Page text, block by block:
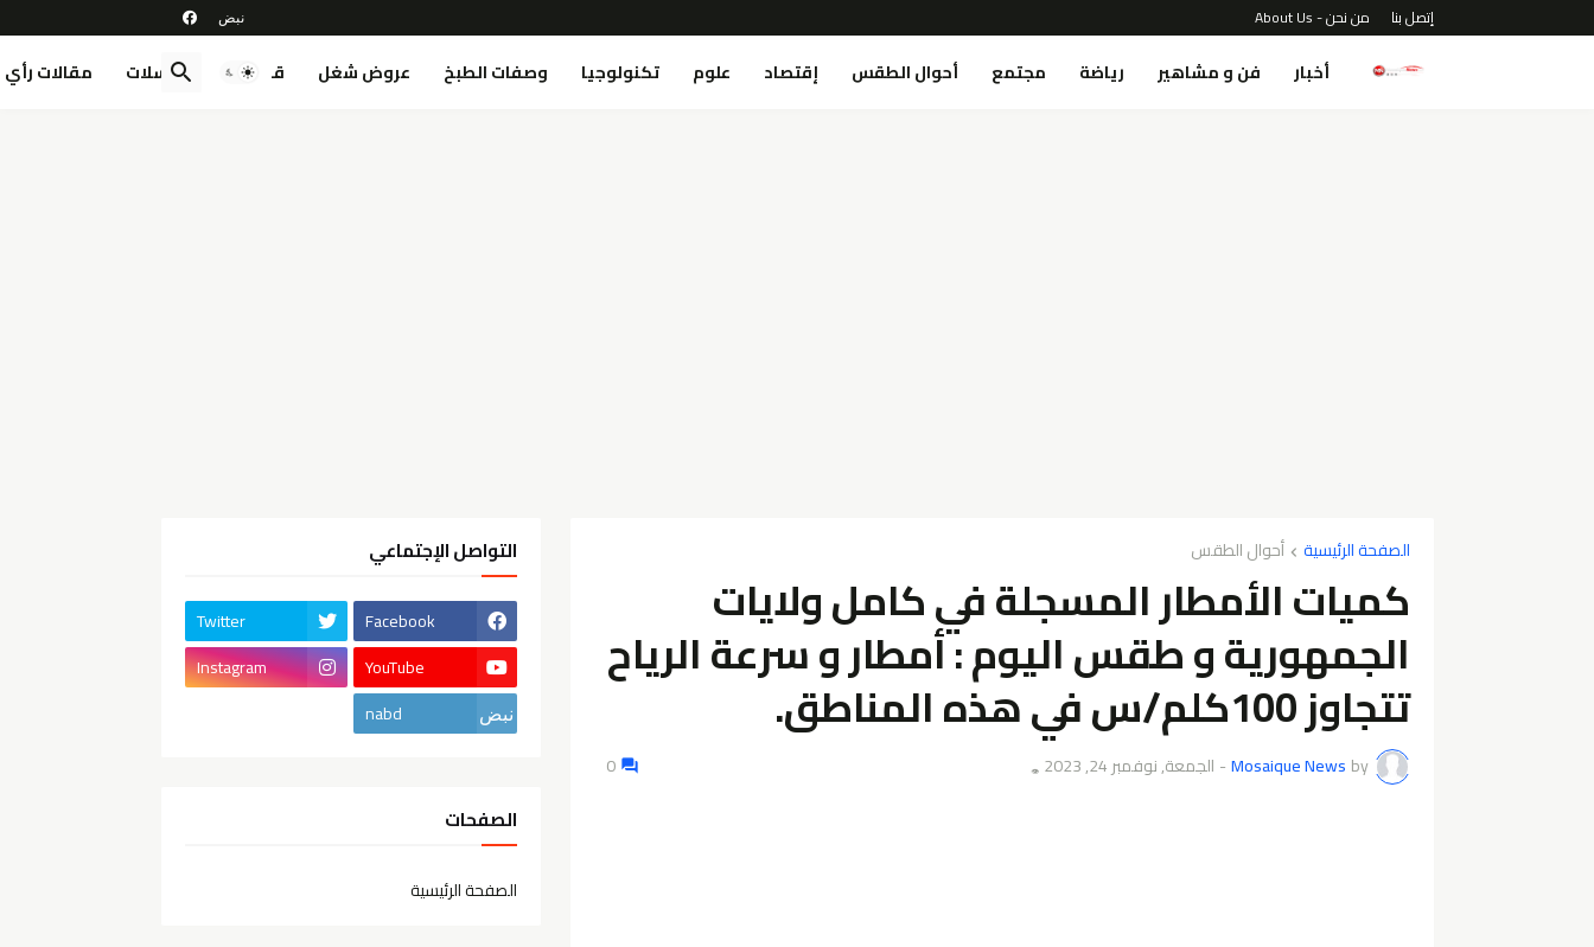
إتصل بنا من نحن - About Us
أخبار فن و مشاهير رياضة مجتمع أحوال الطقس إقتصاد علوم تكنولوجيا وصفات الطبخ عروض شغل قصص مسلسلات مقالات رأي
الصفحة الرئيسية أحوال الطقس
كميات الأمطار المسجلة في كامل ولايات
الجمهورية و طقس اليوم : أمطار و سرعة الرياح
تتجاوز 100كلم/س في هذه المناطق.
by
Mosaique News
- الجمعة, نوفمبر 24, 2023 👁️
0
التواصل الإجتماعي
Facebook
Twitter
YouTube
Instagram
nabd
الصفحات
الصفحة الرئيسية